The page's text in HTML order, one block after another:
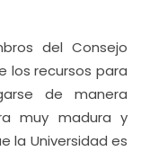
del Consejo
los recursos para
de manera
muy madura y
la Universidad es